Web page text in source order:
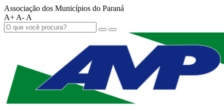
Associação dos Municípios do Paraná
A+ A- A